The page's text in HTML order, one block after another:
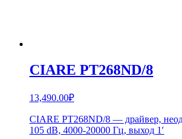
CIARE PT268ND/8
13,490.00₽
CIARE PT268ND/8 — драйвер,
105 dB, 4000-20000 Гц, выход 1′